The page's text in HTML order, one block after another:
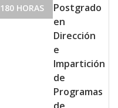
180 HORAS
Postgrado
en
Dirección
e
Impartición
de
Programas